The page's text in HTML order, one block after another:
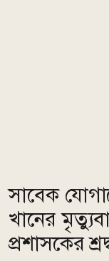
সাবেক
খানের
প্রশাসকের